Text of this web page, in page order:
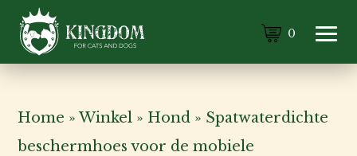
0
Home »Winkel » Hond » Spatwaterdichte
beschermhoes voor de mobiele